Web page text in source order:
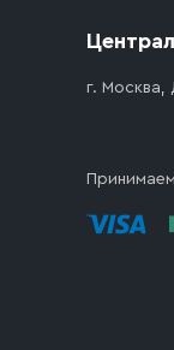
г. Москва,